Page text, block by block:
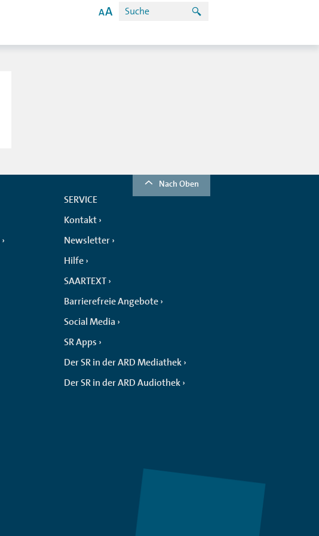
Nach Oben
SERVICE
Kontakt
Newsletter
Hilfe
SAARTEXT
Barrierefreie Angebote
Social Media
SR Apps
Der SR in der ARD Mediathek
Der SR in der ARD Audiothek